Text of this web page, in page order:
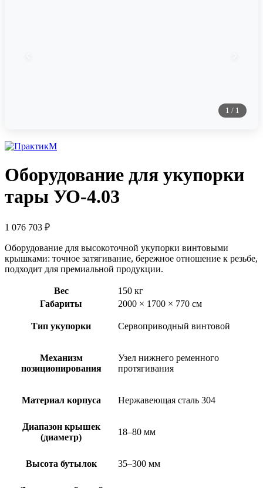
1 / 1
Оборудование для укупорки
тары УО-4.03
1 076 703 ₽
Оборудование для высокоточной укупорки винтовыми
крышками: точное затягивание, бережное отношение к резьбе,
подходит для премиальной продукции.
Вес
150 кг
Габариты
2000 × 1700 × 770 см
Тип укупорки Сервоприводный винтовой
Механизм
позиционирования
Узел нижнего ременного
протягивания
Материал корпуса Нержавеющая сталь 304
Диапазон крышек
(диаметр)
18–80 мм
Высота бутылок 35–300 мм